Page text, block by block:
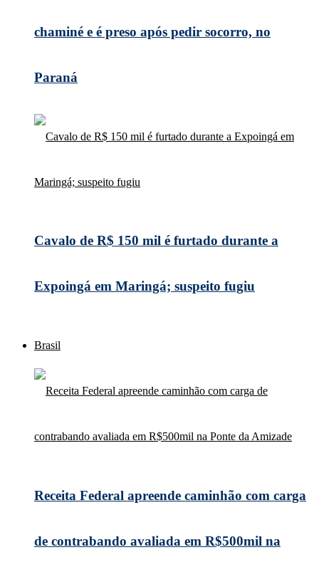
chaminé e é preso após pedir socorro, no
Paraná
Cavalo de R$ 150 mil é furtado durante a
Expoingá em Maringá; suspeito fugiu
Brasil
Receita Federal apreende caminhão com carga
de contrabando avaliada em R$500mil na